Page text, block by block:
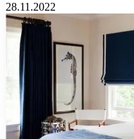
28.11.2022